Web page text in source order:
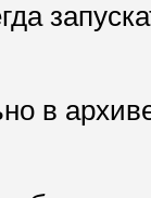
в